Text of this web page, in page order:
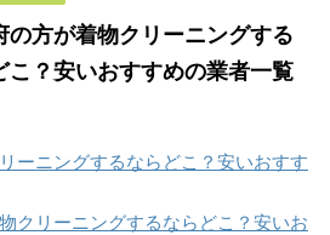
の方が着物クリーニングする
こ？安いおすすめの業者一覧
ーニングするならどこ？安いおすす
クリーニングするならどこ？安いお